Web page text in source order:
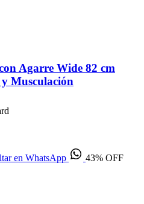
Agarre Wide 82 cm
Musculación
en WhatsApp 43% OFF